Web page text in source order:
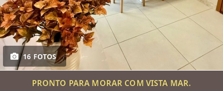
16 FOTOS
PRONTO PARA MORAR COM VISTA MAR.